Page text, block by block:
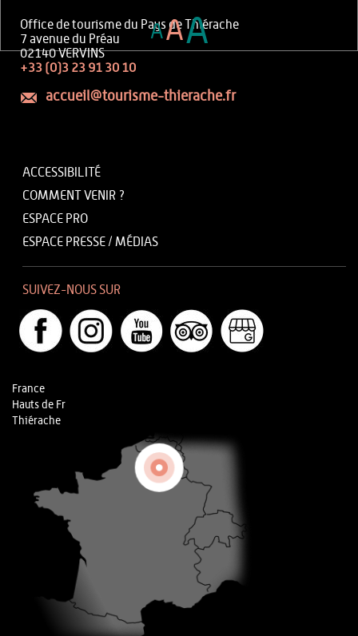
Office de tourisme du Pays de Thiérache
7 avenue du Préau
02140 VERVINS
+33 (0)3 23 91 30 10
accueil@tourisme-thierache.fr
ACCESSIBILITÉ
COMMENT VENIR ?
ESPACE PRO
ESPACE PRESSE / MÉDIAS
SUIVEZ-NOUS SUR
France
Hauts de Fr
Thiérache
AAA